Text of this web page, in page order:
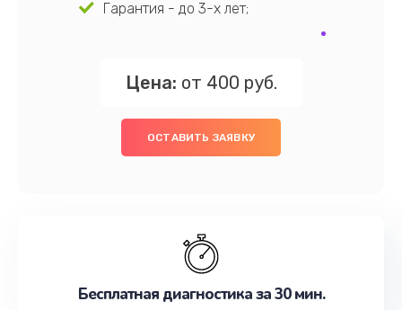
Гарантия - до 3-х лет;
Цена: от 400 руб.
ОСТАВИТЬ ЗАЯВКУ
Бесплатная диагностика за 30 мин.